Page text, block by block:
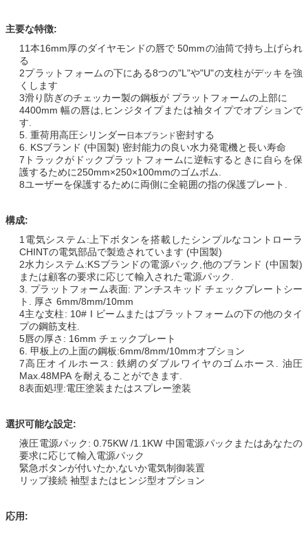
主要な特徴:
11本16mm厚のダイヤモンドの唇で 50mmの油筒で持ち上げられ
る
2プラットフォームの下にある8つの"L"や"U"の支柱がデッキを強
くします
3滑り防ぎのチェッカー製の鋼板が プラットフォームの上部に
4400mm 幅の唇は,ヒンジタイプまたは袖タイプでオプションで
す.
5. 重荷用高圧シリンダー 日本ブランド密封する
6. KSブランド (中国製) 密封能力の良い水力発電機と長い寿命
7トラックがドックプラットフォームに逆転するときに自らを保
護するために250mm×250×100mmのゴムボム.
8ユーザーを保護するために両側に全範囲の指の保護プレート.
構成:
1電気システム:上下ボタンを搭載したシンプルなコントローラ
CHINTの電気部品で製造されています (中国製)
2水力システム:KSブランドの電源パック,他のブランド (中国製)
または顧客の要求に応じて輸入された電源パック.
3. プラットフォーム表面: アンチスキッド チェックプレートシー
ト. 厚さ 6mm/8mm/10mm
4主な支柱: 10# I ビームまたはプラットフォームの下の他のタイ
プの鋼筋支柱.
5唇の厚さ: 16mm チェックプレート
6. 甲板上の上面の鋼板:6mm/8mm/10mmオプション
7高圧オイルホース: 鉄網のダブルワイヤのゴムホース. 油圧
Max.48MPA を耐えることができます.
8表面処理:電圧塗装またはスプレー塗装
選択可能な設定:
液圧電源パック: 0.75KW /1.1KW 中国電源パックまたはあなたの
要求に応じて輸入電源パック
緊急ボタンが付いたか,ないか電気制御装置
リップ接続 袖型またはヒンジ型オプション
応用: